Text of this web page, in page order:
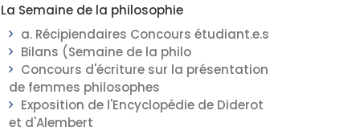
La Semaine de la philosophie
a. Récipiendaires Concours étudiant.e.s
Bilans (Semaine de la philo
Concours d'écriture sur la présentation
de femmes philosophes
Exposition de l'Encyclopédie de Diderot
et d'Alembert